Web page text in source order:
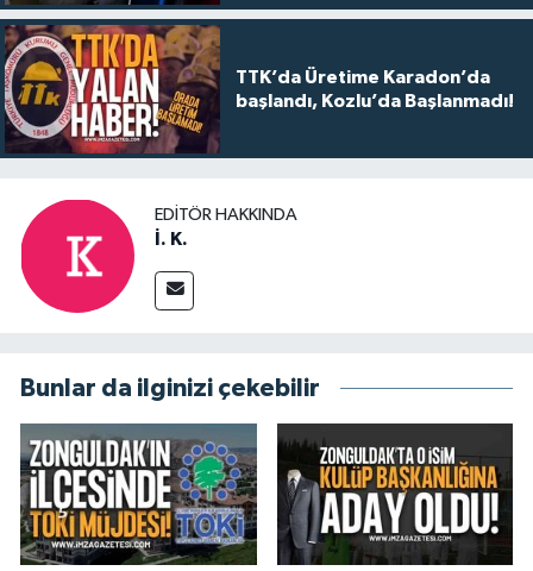
TTK’da Üretime Karadon’da
başlandı, Kozlu’da Başlanmadı!
EDITÖR HAKKINDA
İ. K.
Bunlar da ilginizi çekebilir